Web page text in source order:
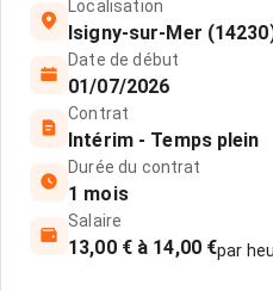
Localisation
Isigny-sur-Mer
Date de début
01/07/2026
Contrat
Intérim - Temps plein
Durée du contrat
1 mois
Salaire
13,00 € à 14,00 €par